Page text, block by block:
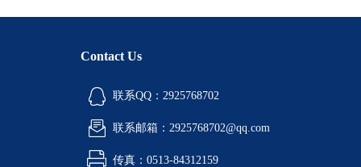
Contact Us
联系QQ：2925768702
联系邮箱：2925768702@qq.com
传真：0513-84312159